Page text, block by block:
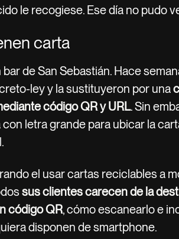
le recogiese. Ese día no pudo
carta
de San Sebastián. Hace
ley y la sustituyeron por una
código QR y URL. Sin
letra grande para ubicar la
el usar cartas reciclables a
sus clientes carecen de la
código QR, cómo escanearlo e
disponen de smartphone.